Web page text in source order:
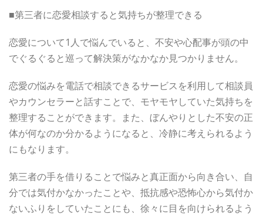
■第三者に恋愛相談すると気持ちが整理できる
恋愛について1人で悩んでいると、不安や心配事が頭の中
でぐるぐると巡って解決策がなかなか見つかりません。
恋愛の悩みを電話で相談できるサービスを利用して相談員
やカウンセラーと話すことで、モヤモヤしていた気持ちを
整理することができます。また、ぼんやりとした不安の正
体が何なのか分かるようになると、冷静に考えられるよう
にもなります。
第三者の手を借りることで悩みと真正面から向き合い、自
分では気付かなかったことや、抵抗感や恐怖心から気付か
ないふりをしていたことにも、徐々に目を向けられるよう